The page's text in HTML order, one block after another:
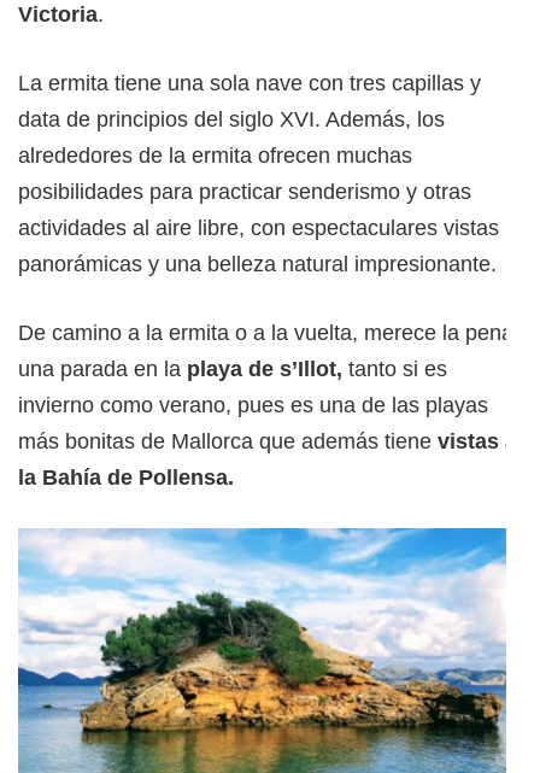
Victoria.
La ermita tiene una sola nave con tres capillas y
data de principios del siglo XVI. Además, los
alrededores de la ermita ofrecen muchas
posibilidades para practicar senderismo y otras
actividades al aire libre, con espectaculares vistas
panorámicas y una belleza natural impresionante.
De camino a la ermita o a la vuelta, merece la pena
una parada en la playa de s’Illot, tanto si es
invierno como verano, pues es una de las playas
más bonitas de Mallorca que además tiene vistas a
la Bahía de Pollensa.